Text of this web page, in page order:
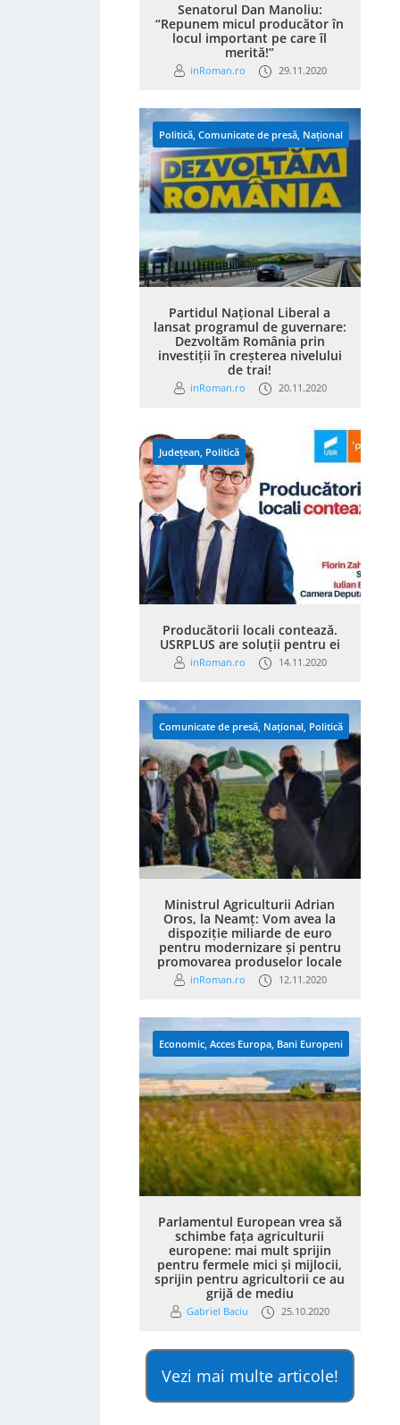
Senatorul Dan Manoliu:
“Repunem micul producător în
locul important pe care îl
merită!”
inRoman.ro 29.11.2020
Politică, Comunicate de presă, Național
Partidul Național Liberal a
lansat programul de guvernare:
Dezvoltăm România prin
investiții în creșterea nivelului
de trai!
inRoman.ro 20.11.2020
Județean, Politică
Producătorii locali contează.
USRPLUS are soluții pentru ei
inRoman.ro 14.11.2020
Comunicate de presă, Național, Politică
Ministrul Agriculturii Adrian
Oros, la Neamț: Vom avea la
dispoziție miliarde de euro
pentru modernizare și pentru
promovarea produselor locale
inRoman.ro 12.11.2020
Economic, Acces Europa, Bani Europeni
Parlamentul European vrea să
schimbe fața agriculturii
europene: mai mult sprijin
pentru fermele mici și mijlocii,
sprijin pentru agricultorii ce au
grijă de mediu
Gabriel Baciu 25.10.2020
Vezi mai multe articole!